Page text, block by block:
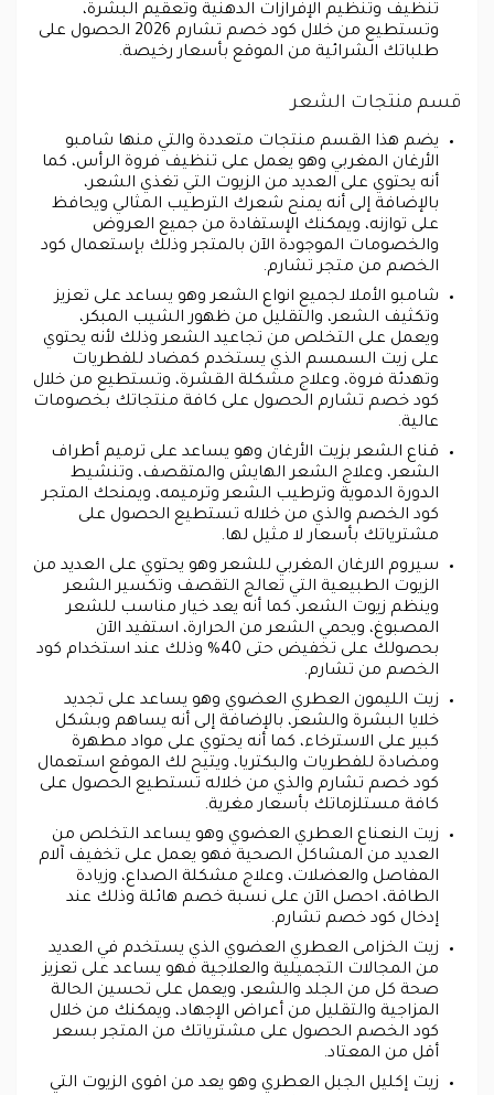
تنظيف وتنظيم الإفرازات الدهنية وتعقيم البشرة،
وتستطيع من خلال كود خصم تشارم 2026 الحصول على
طلباتك الشرائية من الموقع بأسعار رخيصة.
قسم منتجات الشعر
يضم هذا القسم منتجات متعددة والتي منها شامبو
الأرغان المغربي وهو يعمل على تنظيف فروة الرأس، كما
أنه يحتوي على العديد من الزيوت التي تغذي الشعر،
بالإضافة إلى أنه يمنح شعرك الترطيب المثالي ويحافظ
على توازنه، ويمكنك الإستفادة من جميع العروض
والخصومات الموجودة الآن بالمتجر وذلك بإستعمال كود
الخصم من متجر تشارم.
شامبو الأملا لجميع انواع الشعر وهو يساعد على تعزيز
وتكثيف الشعر، والتقليل من ظهور الشيب المبكر،
ويعمل على التخلص من تجاعيد الشعر وذلك لأنه يحتوي
على زيت السمسم الذي يستخدم كمضاد للفطريات
وتهدئة فروة، وعلاج مشكلة القشرة، وتستطيع من خلال
كود خصم تشارم الحصول على كافة منتجاتك بخصومات
عالية.
قناع الشعر بزيت الأرغان وهو يساعد على ترميم أطراف
الشعر، وعلاج الشعر الهايش والمتقصف، وتنشيط
الدورة الدموية وترطيب الشعر وترميمه، ويمنحك المتجر
كود الخصم والذي من خلاله تستطيع الحصول على
مشترياتك بأسعار لا مثيل لها.
سيروم الارغان المغربي للشعر وهو يحتوي على العديد من
الزيوت الطبيعية التي تعالج التقصف وتكسير الشعر
وينظم زيوت الشعر، كما أنه يعد خيار مناسب للشعر
المصبوغ، ويحمي الشعر من الحرارة، استفيد الآن
بحصولك على تخفيض حتى 40% وذلك عند استخدام كود
الخصم من تشارم.
زيت الليمون العطري العضوي وهو يساعد على تجديد
خلايا البشرة والشعر، بالإضافة إلى أنه يساهم وبشكل
كبير على الاسترخاء، كما أنه يحتوي على مواد مطهرة
ومضادة للفطريات والبكتريا، ويتيح لك الموقع استعمال
كود خصم تشارم والذي من خلاله تستطيع الحصول على
كافة مستلزماتك بأسعار مغرية.
زيت النعناع العطري العضوي وهو يساعد التخلص من
العديد من المشاكل الصحية فهو يعمل على تخفيف آلام
المفاصل والعضلات، وعلاج مشكلة الصداع، وزيادة
الطاقة، احصل الآن على نسبة خصم هائلة وذلك عند
إدخال كود خصم تشارم.
زيت الخزامى العطري العضوي الذي يستخدم في العديد
من المجالات التجميلية والعلاجية فهو يساعد على تعزيز
صحة كل من الجلد والشعر، ويعمل على تحسين الحالة
المزاجية والتقليل من أعراض الإجهاد، ويمكنك من خلال
كود الخصم الحصول على مشترياتك من المتجر بسعر
أقل من المعتاد.
زيت إكليل الجبل العطري وهو يعد من اقوى الزيوت التي